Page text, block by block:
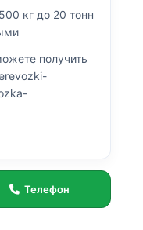
кг до 20 тонн
получить
Телефон